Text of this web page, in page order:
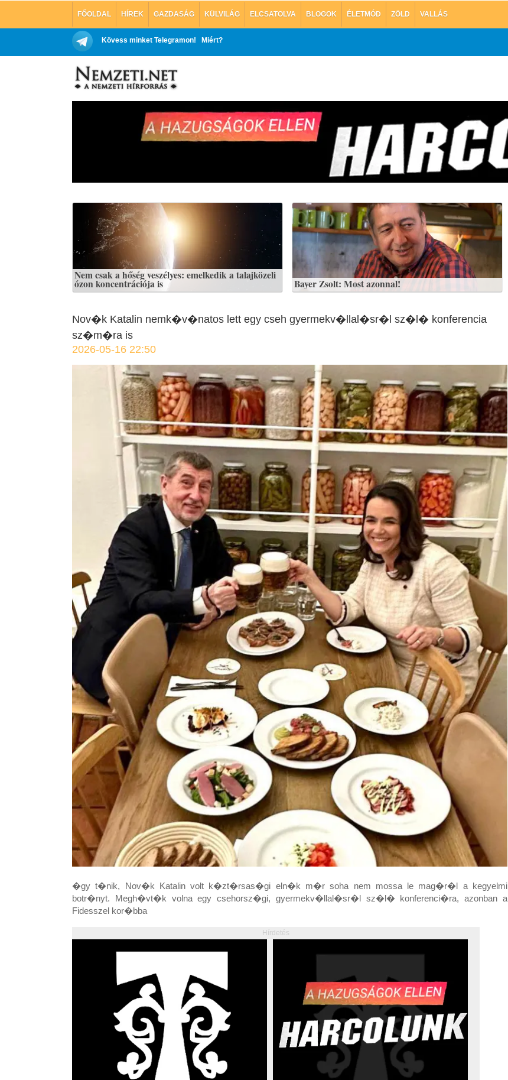
FŐOLDAL HÍREK GAZDASÁG KÜLVILÁG ELCSATOLVA BLOGOK ÉLETMÓD ZÖLD VALLÁS
Kövess minket Telegramon! Miért?
Nem csak a hőség veszélyes: emelkedik a talajközeli
ózon koncentrációja is Bayer Zsolt: Most azonnal!
Nov�k Katalin nemk�v�natos lett egy cseh gyermekv�llal�sr�l sz�l� konferencia
sz�m�ra is
2026-05-16 22:50
�gy t�nik, Nov�k Katalin volt k�zt�rsas�gi eln�k m�r soha nem mossa le mag�r�l a kegyelmi
botr�nyt. Megh�vt�k volna egy csehorsz�gi, gyermekv�llal�sr�l sz�l� konferenci�ra, azonban a
Fidesszel kor�bba
Hírdetés